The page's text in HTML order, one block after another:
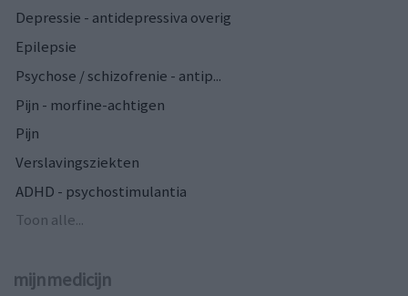
Depressie - antidepressiva overig
Epilepsie
Psychose / schizofrenie - antip...
Pijn - morfine-achtigen
Pijn
Verslavingsziekten
ADHD - psychostimulantia
Toon alle...
mijnmedicijn